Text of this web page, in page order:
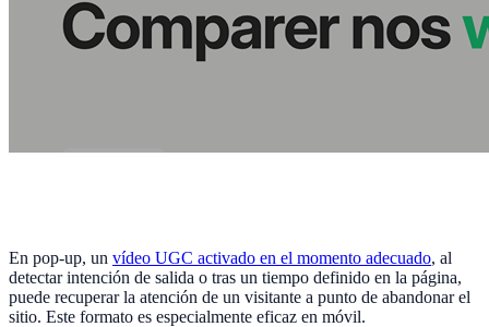
En pop-up, un vídeo UGC activado en el momento adecuado, al
detectar intención de salida o tras un tiempo definido en la página,
puede recuperar la atención de un visitante a punto de abandonar el
sitio. Este formato es especialmente eficaz en móvil.